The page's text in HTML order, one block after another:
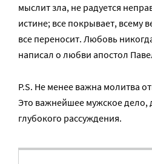
мыслит зла, не радуется
истине; все покрывает, всему
все переносит. Любовь
написал о любви апостол
P.S. Не менее важна молитва
Это важнейшее мужское дело,
глубокого рассуждения.